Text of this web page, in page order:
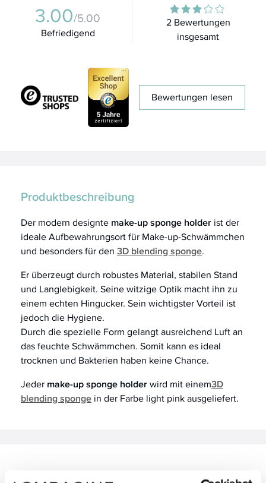
3.00/5.00
Befriedigend
2 Bewertungen
insgesamt
Bewertungen lesen
Produktbeschreibung
Der modern designte make-up sponge holder ist der
ideale Aufbewahrungsort für Make-up-Schwämmchen
und besonders für den 3D blending sponge.
Er überzeugt durch robustes Material, stabilen Stand
und Langlebigkeit. Seine witzige Optik macht ihn zu
einem echten Hingucker. Sein wichtigster Vorteil ist
jedoch die Hygiene.
Durch die spezielle Form gelangt ausreichend Luft an
das feuchte Schwämmchen. Somit kann es ideal
trocknen und Bakterien haben keine Chance.
Jeder make-up sponge holderwird mit einem3D
blending sponge in der Farbe light pink ausgeliefert.